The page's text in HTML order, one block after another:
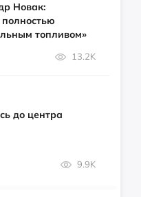
Новак:
топливом»
13.2K
до центра
9.9K